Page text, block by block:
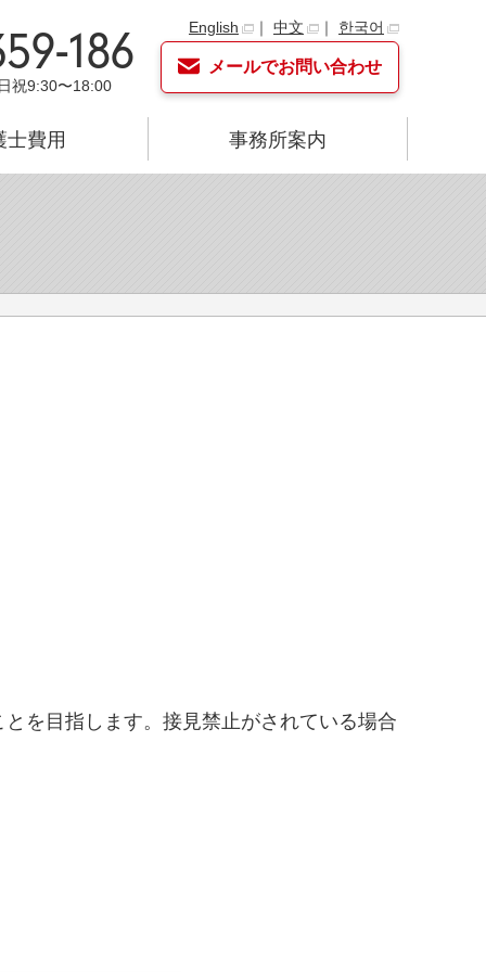
186
祝9:30〜18:00
English ｜ 中文 ｜ 한국어
メールでお問い合わせ
士費用 事務所案内
を目指します。接見禁止がされている場合